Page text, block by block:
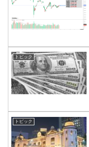
トピック
トピック